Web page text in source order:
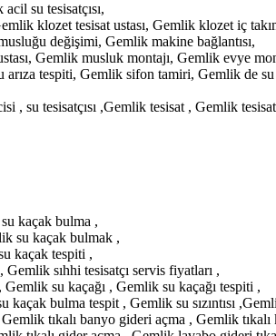
su tesisatçısı,
klozet tesisat ustası, Gemlik klozet iç
değişimi, Gemlik makine bağlantısı,
Gemlik musluk montajı, Gemlik evye
tespiti, Gemlik sifon tamiri, Gemlik de
, su tesisatçısı ,Gemlik tesisat , Gemlik
kaçak bulma ,
su kaçak bulmak ,
kaçak tespiti ,
sıhhi tesisatçı servis fiyatları ,
su kaçağı , Gemlik su kaçağı tespiti ,
bulma tespit , Gemlik su sızıntısı
tıkalı banyo gideri açma , Gemlik tıkalı